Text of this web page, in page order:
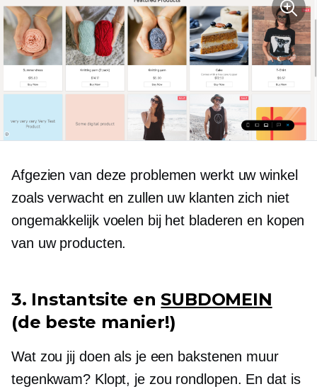
Afgezien van deze problemen werkt uw winkel
zoals verwacht en zullen uw klanten zich niet
ongemakkelijk voelen bij het bladeren en kopen
van uw producten.
3. Instantsite enSUBDOMEIN
(de beste manier!)
Wat zou jij doen als je een bakstenen muur
tegenkwam? Klopt, je zou rondlopen. En dat is